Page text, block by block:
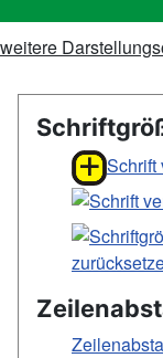
weitere
Schrift